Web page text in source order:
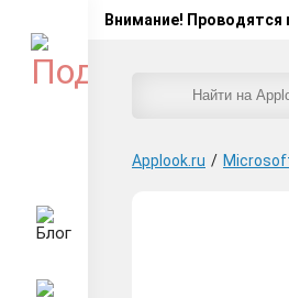
Внимание! Проводятся
Applook.ru /